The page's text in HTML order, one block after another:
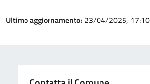
Ultimo aggiornamento: 23/04/2025, 17:10